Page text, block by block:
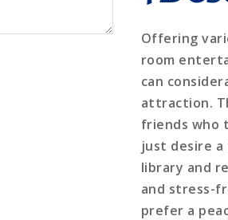
Offering
room
can
attraction.
friends who
just desire
library and
and stress-
prefer a